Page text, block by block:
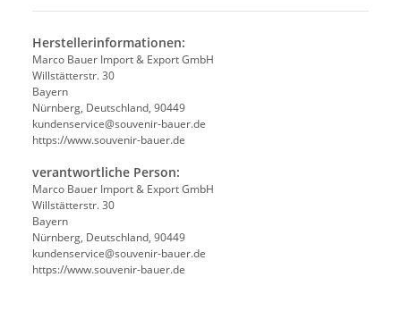
Herstellerinformationen:
Marco Bauer Import & Export GmbH
Willstätterstr. 30
Bayern
Nürnberg, Deutschland, 90449
kundenservice@souvenir-bauer.de
https://www.souvenir-bauer.de
verantwortliche Person:
Marco Bauer Import & Export GmbH
Willstätterstr. 30
Bayern
Nürnberg, Deutschland, 90449
kundenservice@souvenir-bauer.de
https://www.souvenir-bauer.de